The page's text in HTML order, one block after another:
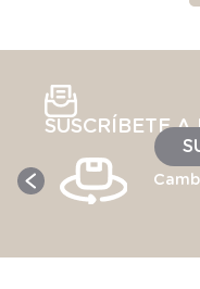
SUSCRÍBETE A